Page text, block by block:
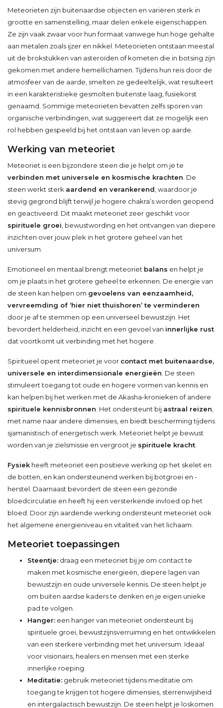
Meteorieten zijn buitenaardse objecten en variëren sterk in
grootte en samenstelling, maar delen enkele eigenschappen.
Ze zijn vaak zwaar voor hun formaat vanwege hun hoge gehalte
aan metalen zoals ijzer en nikkel. Meteorieten ontstaan meestal
uit de brokstukken van asteroïden of kometen die in botsing zijn
gekomen met andere hemellichamen. Tijdens hun reis door de
atmosfeer van de aarde, smelten ze gedeeltelijk, wat resulteert
in een karakteristieke gesmolten buitenste laag, fusiekorst
genaamd. Sommige meteorieten bevatten zelfs sporen van
organische verbindingen, wat suggereert dat ze mogelijk een
rol hebben gespeeld bij het ontstaan van leven op aarde.
Werking van meteoriet
Meteoriet is een bijzondere steen die je helpt om je te
verbinden met universele en kosmische krachten . De
steen werkt sterk aardend en verankerend , waardoor je
stevig gegrond blijft terwijl je hogere chakra’s worden geopend
en geactiveerd. Dit maakt meteoriet zeer geschikt voor
spirituele groei , bewustwording en het ontvangen van diepere
inzichten over jouw plek in het grotere geheel van het
universum.
Emotioneel en mentaal brengt meteoriet balans en helpt je
om je plaats in het grotere geheel te erkennen. De energie van
de steen kan helpen om gevoelens van eenzaamheid,
vervreemding of ‘hier niet thuishoren’ te verminderen
door je af te stemmen op een universeel bewustzijn. Het
bevordert helderheid, inzicht en een gevoel van innerlijke rust
dat voortkomt uit verbinding met het hogere.
Spiritueel opent meteoriet je voor contact met buitenaardse,
universele en interdimensionale energieën . De steen
stimuleert toegang tot oude en hogere vormen van kennis en
kan helpen bij het werken met de Akasha-kronieken of andere
spirituele kennisbronnen . Het ondersteunt bij astraal reizen
met name naar andere dimensies, en biedt bescherming tijdens
sjamanistisch of energetisch werk. Meteoriet helpt je bewust
worden van je zielsmissie en vergroot je spirituele kracht
Fysiek heeft meteoriet een positieve werking op het skelet en
de botten, en kan ondersteunend werken bij botgroei en -
herstel. Daarnaast bevordert de steen een gezonde
bloedcirculatie en heeft hij een versterkende invloed op het
bloed. Door zijn aardende werking ondersteunt meteoriet ook
het algemene energieniveau en vitaliteit van het lichaam.
Meteoriet toepassingen
Steentje: draag een meteoriet bij je om contact te
maken met kosmische energieën, diepere lagen van
bewustzijn en oude universele kennis. De steen helpt je
om buiten aardse kaders te denken en je eigen unieke
pad te volgen.
Hanger: een hanger van meteoriet ondersteunt bij
spirituele groei, bewustzijnsverruiming en het ontwikkelen
van een sterkere verbinding met het universum. Ideaal
voor visionairs, healers en mensen met een sterke
innerlijke roeping.
Meditatie: gebruik meteoriet tijdens meditatie om
toegang te krijgen tot hogere dimensies, sterrenwijsheid
en intergalactisch bewustzijn. De steen helpt je loskomen